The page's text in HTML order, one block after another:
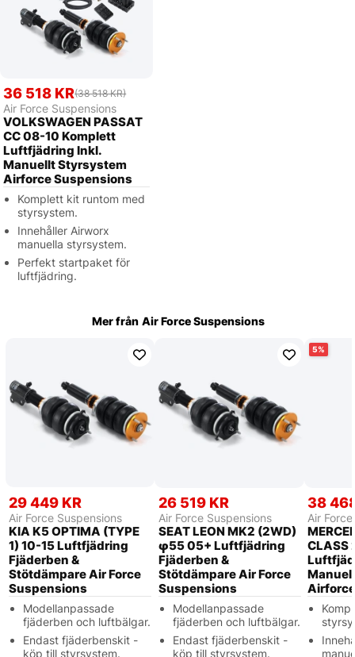
36 518 KR(38 518 KR)
Air Force Suspensions
VOLKSWAGEN PASSAT
CC 08-10 Komplett
Luftfjädring Inkl.
Manuellt Styrsystem
Airforce Suspensions
Komplett kit runtom med
styrsystem.
Innehåller Airworx
manuella styrsystem.
Perfekt startpaket för
luftfjädring.
Mer från Air Force Suspensions
29 449 KR
Air Force Suspensions
KIA K5 OPTIMA (TYPE
1) 10-15 Luftfjädring
Fjäderben &
Stötdämpare Air Force
Suspensions
Modellanpassade
fjäderben och luftbälgar.
Endast fjäderbenskit -
köp till styrsystem.
26 519 KR
Air Force Suspensions
SEAT LEON MK2 (2WD)
φ55 05+ Luftfjädring
Fjäderben &
Stötdämpare Air Force
Suspensions
Modellanpassade
fjäderben och luftbälgar.
Endast fjäderbenskit -
köp till styrsystem.
5
38
Air
CLASS